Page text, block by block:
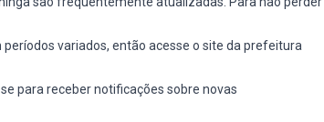
variados, então acesse o site da prefeitura
para receber notificações sobre novas